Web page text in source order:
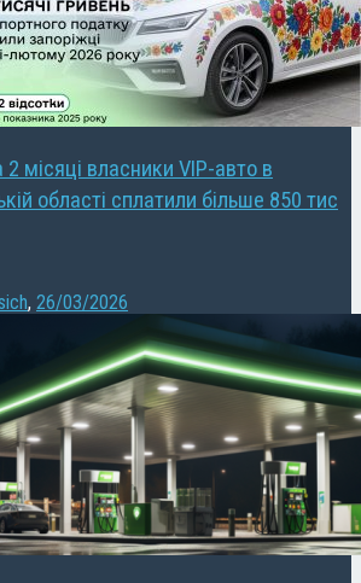
місяці власники VIP-авто в
області сплатили більше 850 тис
, 26/03/2026